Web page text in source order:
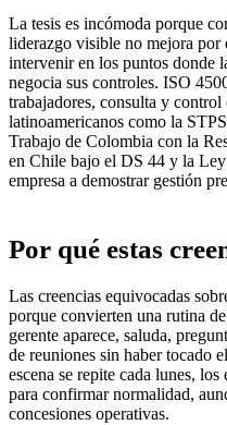
La tesis es incómoda porque
liderazgo visible no mejora por
intervenir en los puntos donde
negocia sus controles. ISO
trabajadores, consulta y
latinoamericanos como la
Trabajo de Colombia con la
en Chile bajo el DS 44 y la
empresa a demostrar gestión
Por qué estas
Las creencias equivocadas
porque convierten una rutina
gerente aparece, saluda,
de reuniones sin haber tocado
escena se repite cada lunes,
para confirmar normalidad,
concesiones operativas.